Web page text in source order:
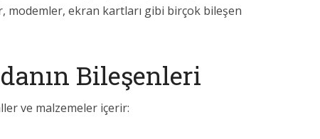
modemler, ekran kartları gibi birçok bileşen
Bileşenleri
ve malzemeler içerir: